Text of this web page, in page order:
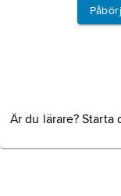
Är du lärare?